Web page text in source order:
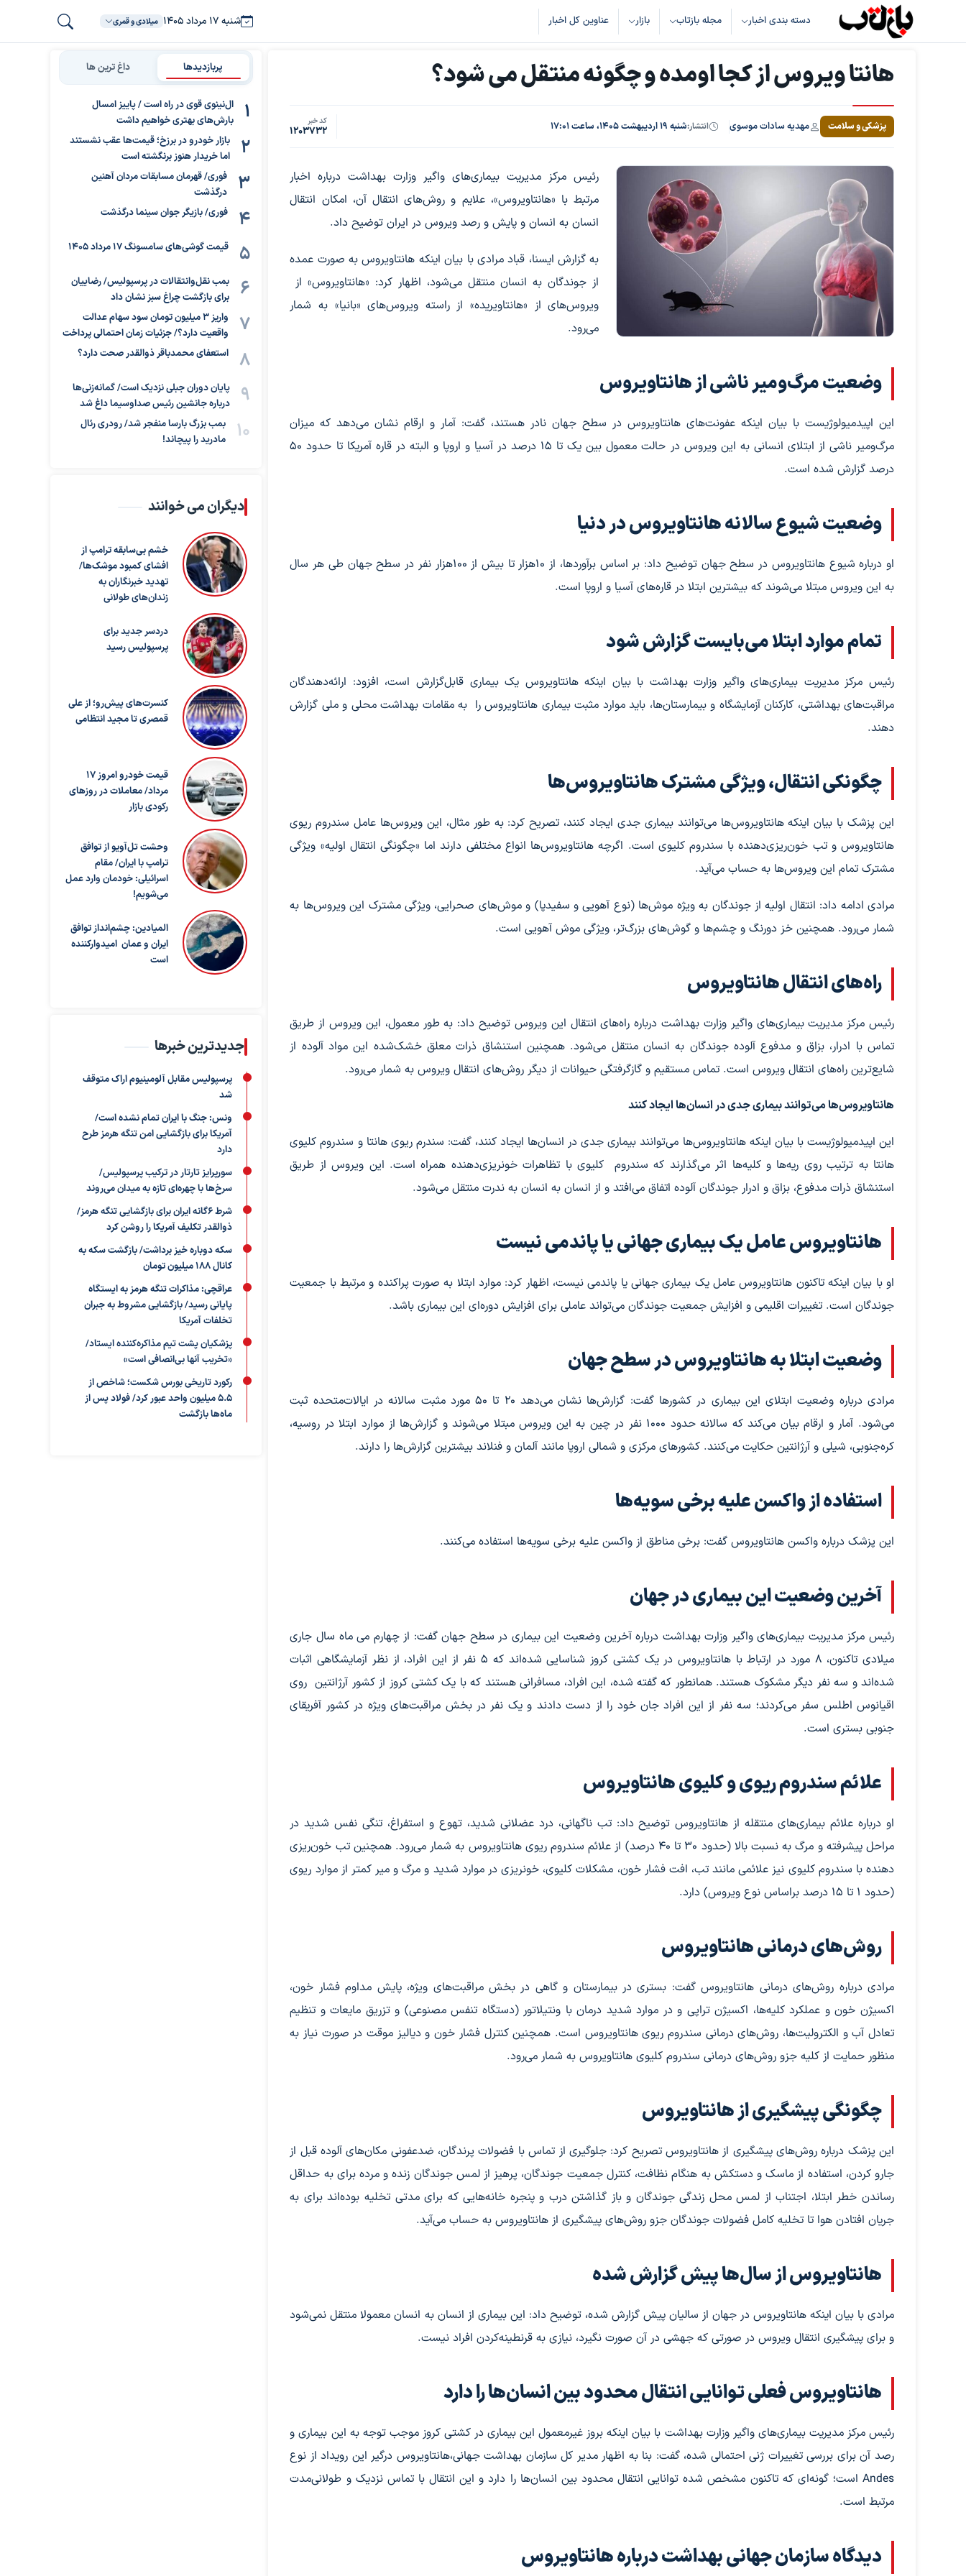
دسته بندی اخبار مجله بازتاب بازار عناوین کل اخبار شنبه ۱۷ مرداد ۱۴۰۵ میلادی و قمری
هانتا ویروس از کجا اومده و چگونه منتقل می شود؟
پزشکی و سلامت مهدیه سادات موسوی انتشار:شنبه ۱۹ اردیبهشت ۱۴۰۵، ساعت ۱۷:۰۱ کد خبر
1203732
رئیس مرکز مدیریت بیماری‌های واگیر وزارت بهداشت درباره اخبار
مرتبط با «هانتاویروس»، علایم و روش‌های انتقال آن، امکان انتقال
انسان به انسان و پایش و رصد ویروس در ایران توضیح داد.
به گزارش ایسنا، قباد مرادی با بیان اینکه هانتاویروس به صورت عمده
از جوندگان به انسان منتقل می‌شود، اظهار کرد: «هانتاویروس» از
ویروس‌های از «هانتاویریده» از راسته ویروس‌های «بانیا» به شمار
می‌رود.
وضعیت مرگ‌ومیر ناشی از هانتاویروس
این اپیدمیولوژیست با بیان اینکه عفونت‌های هانتاویروس در سطح جهان نادر هستند، گفت: آمار و ارقام نشان می‌دهد که میزان
مرگ‌ومیر ناشی از ابتلای انسانی به این ویروس در حالت معمول بین یک تا ۱۵ درصد در آسیا و اروپا و البته در قاره آمریکا تا حدود ۵۰
درصد گزارش شده است.
وضعیت شیوع سالانه هانتاویروس در دنیا
او درباره شیوع هانتاویروس در سطح جهان توضیح داد: بر اساس برآوردها، از ۱۰هزار تا بیش از ۱۰۰هزار نفر در سطح جهان طی هر سال
به این ویروس مبتلا می‌شوند که بیشترین ابتلا در قاره‌های آسیا و اروپا است.
تمام موارد ابتلا می‌بایست گزارش شود
رئیس مرکز مدیریت بیماری‌های واگیر وزارت بهداشت با بیان اینکه هانتاویروس یک بیماری قابل‌گزارش است، افزود: ارائه‌دهندگان
مراقبت‌های بهداشتی، کارکنان آزمایشگاه و بیمارستان‌ها، باید موارد مثبت بیماری هانتاویروس را به مقامات بهداشت محلی و ملی گزارش
دهند.
چگونکی انتقال، ویژگی مشترک هانتاویروس‌ها
این پزشک با بیان اینکه هانتاویروس‌ها می‌توانند بیماری جدی ایجاد کنند، تصریح کرد: به طور مثال، این ویروس‌ها عامل سندروم ریوی
هانتاویروس و تب خون‌ریزی‌دهنده با سندروم کلیوی است. اگرچه هانتاویروس‌ها انواع مختلفی دارند اما «چگونگی انتقال اولیه» ویژگی
مشترک تمام این ویروس‌ها به حساب می‌آید.
مرادی ادامه داد: انتقال اولیه از جوندگان به ویژه موش‌ها (نوع آهویی و سفیدپا) و موش‌های صحرایی، ویژگی مشترک این ویروس‌ها به
شمار می‌رود. همچنین خز دورنگ و چشم‌ها و گوش‌های بزرگ‌تر، ویژگی موش آهویی است.
راه‌های انتقال هانتاویروس
رئیس مرکز مدیریت بیماری‌های واگیر وزارت بهداشت درباره راه‌های انتقال این ویروس توضیح داد: به طور معمول، این ویروس از طریق
تماس با ادرار، بزاق و مدفوع آلوده جوندگان به انسان منتقل می‌شود. همچنین استنشاق ذرات معلق خشک‌شده این مواد آلوده از
شایع‌ترین راه‌های انتقال ویروس است. تماس مستقیم و گازگرفتگی حیوانات از دیگر روش‌های انتقال ویروس به شمار می‌رود.
هانتاویروس‌ها می‌توانند بیماری جدی در انسان‌ها ایجاد کنند
این اپیدمیولوژیست با بیان اینکه هانتاویروس‌ها می‌توانند بیماری جدی در انسان‌ها ایجاد کنند، گفت: سندرم ریوی هانتا و سندروم کلیوی
هانتا به ترتیب روی ریه‌ها و کلیه‌ها اثر می‌گذارند که سندروم کلیوی با تظاهرات خونریزی‌دهنده همراه است. این ویروس از طریق
استنشاق ذرات مدفوع، بزاق و ادرار جوندگان آلوده اتفاق می‌افتد و از انسان به انسان به ندرت منتقل می‌شود.
هانتاویروس عامل یک بیماری جهانی یا پاندمی نیست
او با بیان اینکه تاکنون هانتاویروس عامل یک بیماری جهانی یا پاندمی نیست، اظهار کرد: موارد ابتلا به صورت پراکنده و مرتبط با جمعیت
جوندگان است. تغییرات اقلیمی و افزایش جمعیت جوندگان می‌تواند عاملی برای افزایش دوره‌ای این بیماری باشد.
وضعیت ابتلا به هانتاویروس در سطح جهان
مرادی درباره وضعیت ابتلای این بیماری در کشورها گفت: گزارش‌ها نشان می‌دهد ۲۰ تا ۵۰ مورد مثبت سالانه در ایالات‌متحده ثبت
می‌شود. آمار و ارقام بیان می‌کند که سالانه حدود ۱۰۰۰ نفر در چین به این ویروس مبتلا می‌شوند و گزارش‌ها از موارد ابتلا در روسیه،
کره‌جنوبی، شیلی و آرژانتین حکایت می‌کنند. کشورهای مرکزی و شمالی اروپا مانند آلمان و فنلاند بیشترین گزارش‌ها را دارند.
استفاده از واکسن علیه برخی سویه‌ها
این پزشک درباره واکسن هانتاویروس گفت: برخی مناطق از واکسن علیه برخی سویه‌ها استفاده می‌کنند.
آخرین وضعیت این بیماری در جهان
رئیس مرکز مدیریت بیماری‌های واگیر وزارت بهداشت درباره آخرین وضعیت این بیماری در سطح جهان گفت: از چهارم می ماه سال جاری
میلادی تاکنون، ۸ مورد در ارتباط با هانتاویروس در یک کشتی کروز شناسایی شده‌اند که ۵ نفر از این افراد، از نظر آزمایشگاهی اثبات
شده‌اند و سه نفر دیگر مشکوک هستند. همانطور که گفته شده، این افراد، مسافرانی هستند که با یک کشتی کروز از کشور آرژانتین روی
اقیانوس اطلس سفر می‌کردند؛ سه نفر از این افراد جان خود را از دست دادند و یک نفر در بخش مراقبت‌های ویژه در کشور آفریقای
جنوبی بستری است.
علائم سندروم ریوی و کلیوی هانتاویروس
او درباره علائم بیماری‌های منتقله از هانتاویروس توضیح داد: تب ناگهانی، درد عضلانی شدید، تهوع و استفراغ، تنگی نفس شدید در
مراحل پیشرفته و مرگ به نسبت بالا (حدود ۳۰ تا ۴۰ درصد) از علائم سندروم ریوی هانتاویروس به شمار می‌رود. همچنین تب خون‌ریزی
دهنده با سندروم کلیوی نیز علائمی مانند تب، افت فشار خون، مشکلات کلیوی، خونریزی در موارد شدید و مرگ و میر کمتر از موارد ریوی
(حدود ۱ تا ۱۵ درصد براساس نوع ویروس) دارد.
روش‌های درمانی هانتاویروس
مرادی درباره روش‌های درمانی هانتاویروس گفت: بستری در بیمارستان و گاهی در بخش مراقبت‌های ویژه، پایش مداوم فشار خون،
اکسیژن خون و عملکرد کلیه‌ها، اکسیژن تراپی و در موارد شدید درمان با ونتیلاتور (دستگاه تنفس مصنوعی) و تزریق مایعات و تنظیم
تعادل آب و الکترولیت‌ها، روش‌های درمانی سندروم ریوی هانتاویروس است. همچنین کنترل فشار خون و دیالیز موقت در صورت نیاز به
منظور حمایت از کلیه جزو روش‌های درمانی سندروم کلیوی هانتاویروس به شمار می‌رود.
چگونگی پیشگیری از هانتاویروس
این پزشک درباره روش‌های پیشگیری از هانتاویروس تصریح کرد: جلوگیری از تماس با فضولات پرندگان، ضدعفونی مکان‌های آلوده قبل از
جارو کردن، استفاده از ماسک و دستکش به هنگام نظافت، کنترل جمعیت جوندگان، پرهیز از لمس جوندگان زنده و مرده برای به حداقل
رساندن خطر ابتلا، اجتناب از لمس محل زندگی جوندگان و باز گذاشتن درب و پنجره خانه‌هایی که برای مدتی تخلیه بوده‌اند برای به
جریان افتادن هوا تا تخلیه کامل فضولات جوندگان جزو روش‌های پیشگیری از هانتاویروس به حساب می‌آید.
هانتاویروس از سال‌ها پیش گزارش شده
مرادی با بیان اینکه هانتاویروس در جهان از سالیان پیش گزارش شده، توضیح داد: این بیماری از انسان به انسان معمولا منتقل نمی‌شود
و برای پیشگیری انتقال ویروس در صورتی که جهشی در آن صورت نگیرد، نیازی به قرنطینه‌کردن افراد نیست.
هانتاویروس فعلی توانایی انتقال محدود بین انسان‌ها را دارد
رئیس مرکز مدیریت بیماری‌های واگیر وزارت بهداشت با بیان اینکه بروز غیرمعمول این بیماری در کشتی کروز موجب توجه به این بیماری و
رصد آن برای بررسی تغییرات ژنی احتمالی شده، گفت: بنا به اظهار مدیر کل سازمان بهداشت جهانی،هانتاویروس درگیر این رویداد از نوع
Andes است؛ گونه‌ای که تاکنون مشخص شده توانایی انتقال محدود بین انسان‌ها را دارد و این انتقال با تماس نزدیک و طولانی‌مدت
مرتبط است.
دیدگاه سازمان جهانی بهداشت درباره هانتاویروس
پربازدیدها داغ ترین ها
ال‌نینوی قوی در راه است / پاییز امسال
بارش‌های بهتری خواهیم داشت
بازار خودرو در برزخ؛ قیمت‌ها عقب نشستند
اما خریدار هنوز برنگشته است
فوری/ قهرمان مسابقات مردان آهنین
درگذشت
فوری/ بازیگر جوان سینما درگذشت
قیمت گوشی‌های سامسونگ 17 مرداد 1405
بمب نقل‌وانتقالات در پرسپولیس/ رضاییان
برای بازگشت چراغ سبز نشان داد
واریز ۳ میلیون تومان سود سهام عدالت
واقعیت دارد؟/ جزئیات زمان احتمالی پرداخت
استعفای محمدباقر ذوالقدر صحت دارد؟
پایان دوران جبلی نزدیک است/ گمانه‌زنی‌ها
درباره جانشین رئیس صداوسیما داغ شد
بمب بزرگ بارسا منفجر شد/ رودری رئال
مادرید را پیچاند!
دیگران می خوانند
خشم بی‌سابقه ترامپ از
افشای کمبود موشک‌ها/
تهدید خبرنگاران به
زندان‌های طولانی
دردسر جدید برای
پرسپولیس رسید
کنسرت‌های پیش‌رو؛ از علی
قمصری تا مجید انتظامی
قیمت خودرو امروز ۱۷
مرداد/ معاملات در روزهای
رکودی بازار
وحشت تل‌آویو از توافق
ترامپ با ایران/ مقام
اسرائیلی: خودمان وارد عمل
می‌شویم!
المیادین: چشم‌انداز توافق
ایران و عمان امیدوارکننده
است
جدیدترین خبرها
پرسپولیس مقابل آلومینیوم اراک متوقف
شد
ونس: جنگ با ایران تمام نشده است/
آمریکا برای بازگشایی امن تنگه هرمز طرح
دارد
سورپرایز تارتار در ترکیب پرسپولیس/
سرخ‌ها با چهره‌ای تازه به میدان می‌روند
شرط ۶گانه ایران برای بازگشایی تنگه هرمز/
ذوالقدر تکلیف آمریکا را روشن کرد
سکه دوباره خیز برداشت/ بازگشت سکه به
کانال ۱۸۸ میلیون تومان
عراقچی: مذاکرات تنگه هرمز به ایستگاه
پایانی رسید/ بازگشایی مشروط به جبران
تخلفات آمریکا
پزشکیان پشت تیم مذاکره‌کننده ایستاد/
«تخریب آنها بی‌انصافی است»
رکورد تاریخی بورس شکست؛ شاخص از
۵.۵ میلیون واحد عبور کرد/ فولاد پس از
ماه‌ها بازگشت